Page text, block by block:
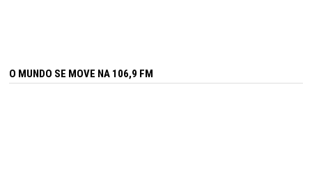
O MUNDO SE MOVE NA 106,9 FM